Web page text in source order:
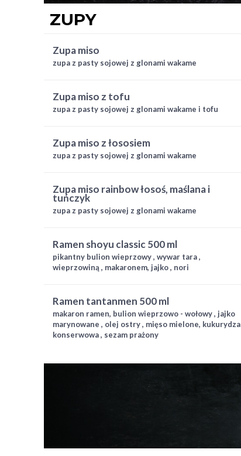
ZUPY
zupa miso
zupa z pasty sojowej z glonami wakame
zupa miso z tofu
zupa z pasty sojowej z glonami wakame i tofu
zupa miso z łososiem
zupa z pasty sojowej z glonami wakame
zupa miso rainbow łosoś, maślana i
tuńczyk
zupa z pasty sojowej z glonami wakame
ramen shoyu classic 500 ml
pikantny bulion wieprzowy , wywar tara ,
wieprzowiną , makaronem, jajko , nori
ramen tantanmen 500 ml
makaron ramen, bulion wieprzowo - wołowy , jajko
marynowane , olej ostry , mięso mielone, kukurydza
konserwowa , sezam prażony